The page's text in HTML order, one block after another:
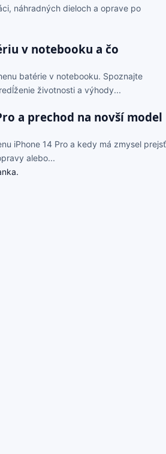
náhradných dieloch a oprave po
v notebooku a čo
batérie v notebooku. Spoznajte
životnosti a výhody...
a prechod na novší model
iPhone 14 Pro a kedy má zmysel prejsť
alebo...